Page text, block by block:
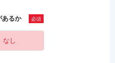
あるか
なし